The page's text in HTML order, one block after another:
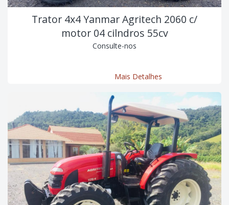
Trator 4x4 Yanmar Agritech 2060 c/
motor 04 cilndros 55cv
Consulte-nos
Mais Detalhes